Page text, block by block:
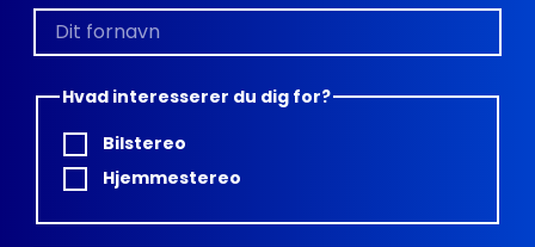
Hvad interesserer du dig for?
Bilstereo
Hjemmestereo